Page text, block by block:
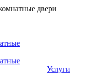
двери
Услуги